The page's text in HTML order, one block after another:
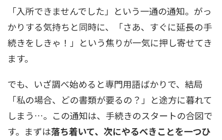
「入所できませんでした」という一通の通知。がっ
かりする気持ちと同時に、「さあ、すぐに延長の手
続きをしきゃ！」という焦りが一気に押し寄せてき
ます。
でも、いざ調べ始めると専門用語ばかりで、結局
「私の場合、どの書類が要るの？」と途方に暮れて
しまう…。この通知は、手続きのスタートの合図で
す。まずは落ち着いて、次にやるべきことを一つひ